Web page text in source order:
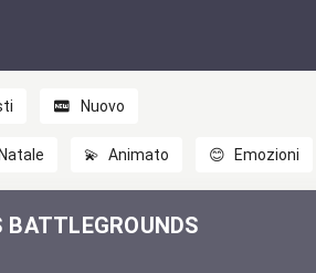
Nuovo
Natale 💫 Animato 😊 Emozioni
BATTLEGROUNDS